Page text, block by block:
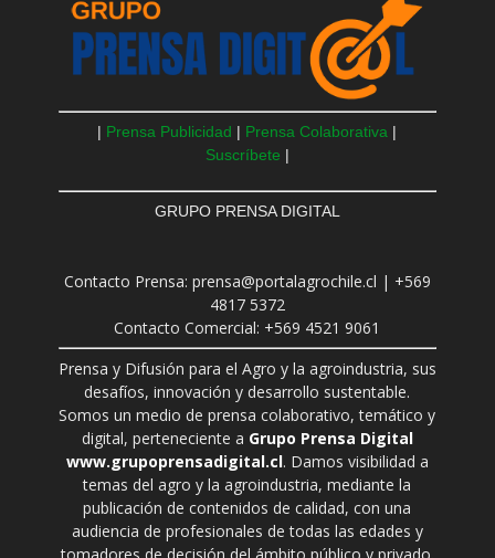
| Prensa Publicidad | Prensa Colaborativa |
Suscríbete |
GRUPO PRENSA DIGITAL
Contacto Prensa: prensa@portalagrochile.cl | +569
4817 5372
Contacto Comercial: +569 4521 9061
Prensa y Difusión para el Agro y la agroindustria, sus
desafíos, innovación y desarrollo sustentable.
Somos un medio de prensa colaborativo, temático y
digital, perteneciente a Grupo Prensa Digital
www.grupoprensadigital.cl. Damos visibilidad a
temas del agro y la agroindustria, mediante la
publicación de contenidos de calidad, con una
audiencia de profesionales de todas las edades y